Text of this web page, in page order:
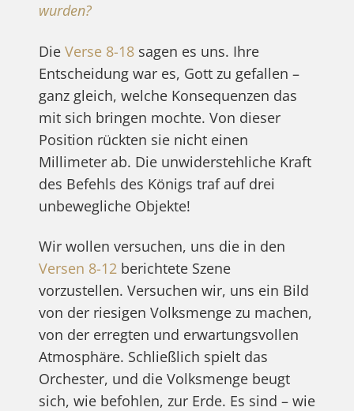
wurden?
Die Verse 8-18sagen es uns. Ihre
Entscheidung war es, Gott zu gefallen –
ganz gleich, welche Konsequenzen das
mit sich bringen mochte. Von dieser
Position rückten sie nicht einen
Millimeter ab. Die unwiderstehliche Kraft
des Befehls des Königs traf auf drei
unbewegliche Objekte!
Wir wollen versuchen, uns die in den
Versen 8-12berichtete Szene
vorzustellen. Versuchen wir, uns ein Bild
von der riesigen Volksmenge zu machen,
von der erregten und erwartungsvollen
Atmosphäre. Schließlich spielt das
Orchester, und die Volksmenge beugt
sich, wie befohlen, zur Erde. Es sind – wie